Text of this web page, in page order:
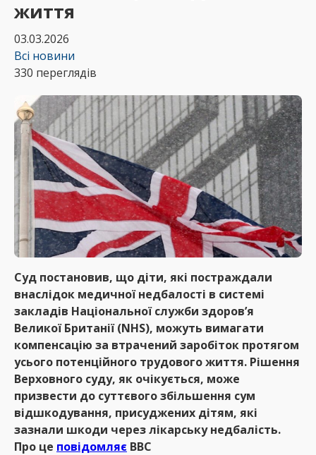
життя
03.03.2026
Всі новини
330 переглядів
Суд постановив, що діти, які постраждали
внаслідок медичної недбалості в системі
закладів Національної служби здоров’я
Великої Британії (NHS), можуть вимагати
компенсацію за втрачений заробіток протягом
усього потенційного трудового життя. Рішення
Верховного суду, як очікується, може
призвести до суттєвого збільшення сум
відшкодування, присуджених дітям, які
зазнали шкоди через лікарську недбалість.
Про це повідомляє ВВС